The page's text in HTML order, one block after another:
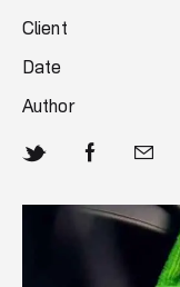
Client
Date
Author